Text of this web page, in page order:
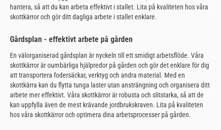
hantera, så att du kan arbeta effektivt i stallet. Lita på kvaliteten hos våra
skottkärror och gör ditt dagliga arbete i stallet enklare.
Gårdsplan - effektivt arbete på gården
En välorganiserad gårdsplan är nyckeln till ett smidigt arbetsflöde. Våra
skottkärror är oumbärliga hjälpredor på gården och gör det enklare för dig
att transportera fodersäckar, verktyg och andra material. Med en
skottkärra kan du flytta tunga laster utan ansträngning och organisera ditt
arbete mer effektivt. Våra skottkärror är robusta och slitstarka, så att de
kan uppfylla även de mest krävande jordbrukskraven. Lita på kvaliteten
hos våra skottkärror och optimera dina arbetsprocesser på gården.